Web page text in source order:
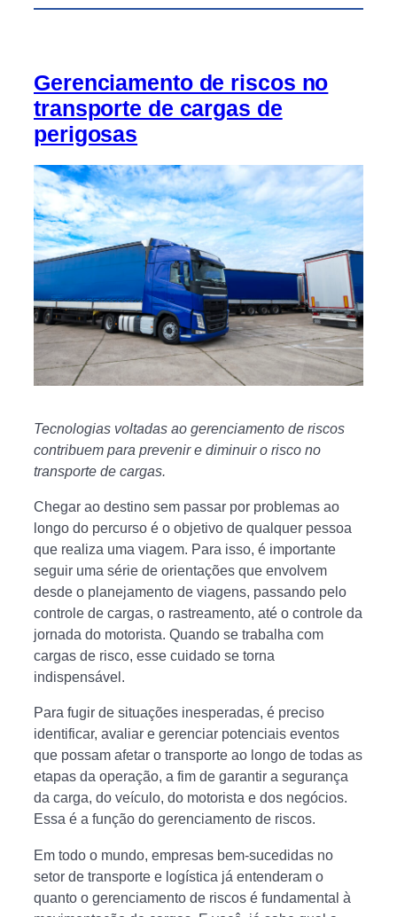
Gerenciamento de riscos no
transporte de cargas de
perigosas
Tecnologias voltadas ao gerenciamento de riscos
contribuem para prevenir e diminuir o risco no
transporte de cargas.
Chegar ao destino sem passar por problemas ao
longo do percurso é o objetivo de qualquer pessoa
que realiza uma viagem. Para isso, é importante
seguir uma série de orientações que envolvem
desde o planejamento de viagens, passando pelo
controle de cargas, o rastreamento, até o controle da
jornada do motorista. Quando se trabalha com
cargas de risco, esse cuidado se torna
indispensável.
Para fugir de situações inesperadas, é preciso
identificar, avaliar e gerenciar potenciais eventos
que possam afetar o transporte ao longo de todas as
etapas da operação, a fim de garantir a segurança
da carga, do veículo, do motorista e dos negócios.
Essa é a função do gerenciamento de riscos.
Em todo o mundo, empresas bem-sucedidas no
setor de transporte e logística já entenderam o
quanto o gerenciamento de riscos é fundamental à